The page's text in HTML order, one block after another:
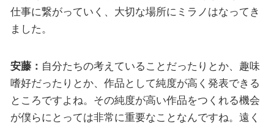
仕事に繋がっていく、大切な場所にミラノはなってき
ました。
安藤： 自分たちの考えていることだったりとか、趣味
嗜好だったりとか、作品として純度が高く発表できる
ところですよね。その純度が高い作品をつくれる機会
が僕らにとっては非常に重要なことなんですね。遠く